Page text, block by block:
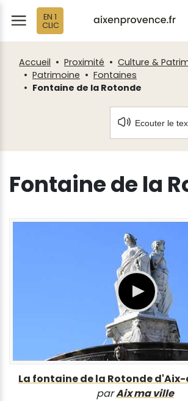
EN 1
CLIC
Accueil Proximité
Culture &
Patrimoine
Fontaines
Fontaine de la Rotonde
Ecouter le
Fontaine de la
La fontaine de la Rotonde
parAix ma ville
Fenêtre
de
chat
Panneau de gestion des cookies